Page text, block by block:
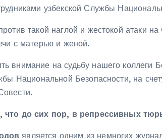
узбекской Службы
такой наглой и жестокой атаки
с матерью и женой.
внимание на судьбу нашего коллеги
Национальной Безопасности, на
до сих пор, в репрессивных
является одним из немногих